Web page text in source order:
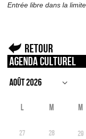
Entrée libre dans la
Retour
Agenda culturel
L M M
27 28 29